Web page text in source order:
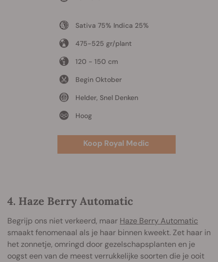
Sativa 75% Indica 25%
475-525 gr/plant
120 - 150 cm
Begin Oktober
Helder, Snel Denken
Hoog
Koop Royal Medic
4. Haze Berry Automatic
Begrijp ons niet verkeerd, maar Haze Berry Automatic
smaakt fenomenaal als je haar binnen kweekt. Zet haar in
het zonnetje, omringd door gezelschapsplanten en je
oogst een van de meest verrukkelijke soorten die je ooit